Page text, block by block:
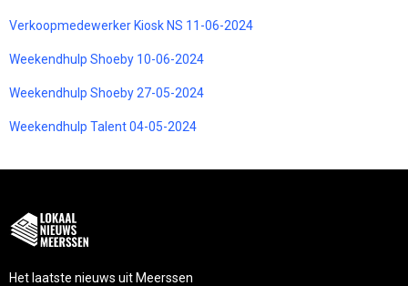
Verkoopmedewerker Kiosk NS 11-06-2024
Weekendhulp Shoeby 10-06-2024
Weekendhulp Shoeby 27-05-2024
Weekendhulp Talent 04-05-2024
Het laatste nieuws uit Meerssen